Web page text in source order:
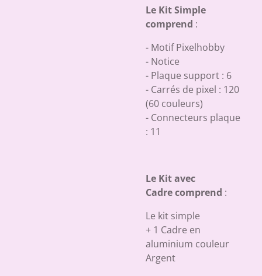
Le Kit Simple
comprend :
- Motif Pixelhobby
- Notice
- Plaque support : 6
- Carrés de pixel : 120
(60 couleurs)
- Connecteurs plaque
: 11
Le Kit avec
Cadre comprend :
Le kit simple
+ 1 Cadre en
aluminium couleur
Argent